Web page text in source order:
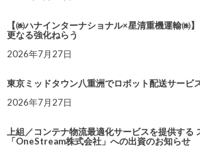
【㈱ハナインターナショナル×星清重機運輸㈱
更なる強化ねらう
2026年7月27日
東京ミッドタウン八重洲でロボット配送サービ
2026年7月27日
上組／コンテナ物流最適化サービスを提供する
「OneStream株式会社」への出資のお知らせ